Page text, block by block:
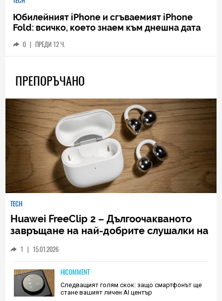
Юбилейният iPhone и сгъваемият iPhone
Fold: всичко, което знаем към днешна дата
0 | ПРЕДИ 12 Ч.
ПРЕПОРЪЧАНО
TECH
Huawei FreeClip 2 – Дългоочакваното
завръщане на най-добрите слушалки на
1 | 15.01.2026
HICOMMENT
Следващият голям скок: защо смартфонът ще
стане вашият личен AI център